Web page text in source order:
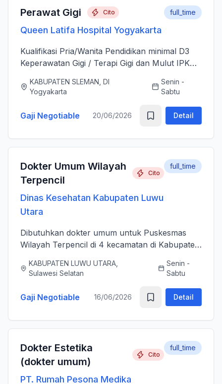
Perawat Gigi Cito
Queen Latifa Hospital Yogyakarta
full_time
Kualifikasi Pria/Wanita Pendidikan minimal D3
Keperawatan Gigi / Terapi Gigi dan Mulut IPK
(STR) yang masih aktif Memiliki ijazah dan
sertifikat pendu...
KABUPATEN SLEMAN, DI
Yogyakarta
Senin -
Sabtu
Gaji Negotiable 20/06/2026 Detail
Dokter Umum Wilayah
Terpencil
Cito
Dinas Kesehatan Kabupaten Luwu
Utara
full_time
Dibutuhkan dokter umum untuk Puskesmas
Wilayah Terpencil di 4 kecamatan di Kabupaten
KABUPATEN LUWU UTARA,
Sulawesi Selatan
Senin -
Sabtu
Gaji Negotiable 16/06/2026 Detail
Dokter Estetika
(dokter umum)
Cito
PT. Rumah Pesona Medika
full_time